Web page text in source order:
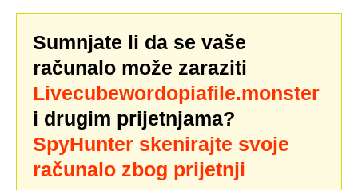
Sumnjate li da se vaše
računalo može zaraziti
Livecubewordopiafile.monster
i drugim prijetnjama?
SpyHunter skenirajte svoje
računalo zbog prijetnji